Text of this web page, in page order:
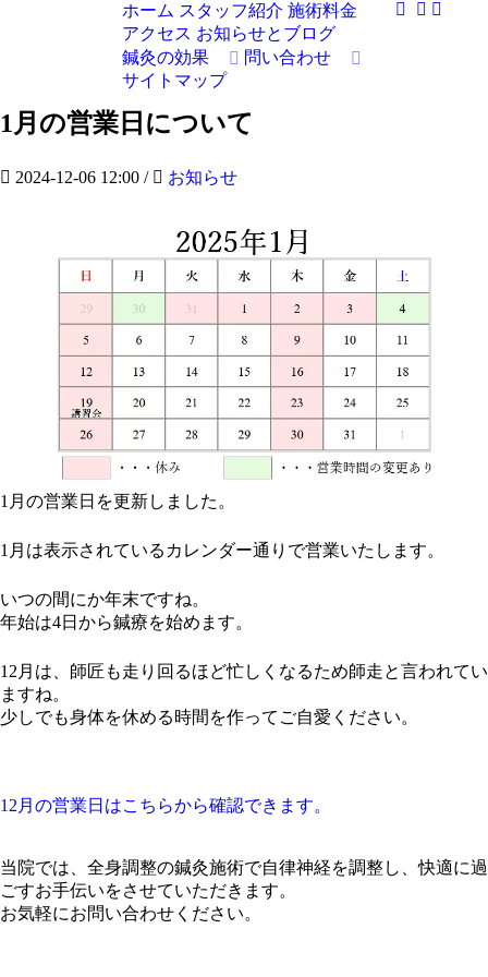
ホーム スタッフ紹介 施術料金
アクセス お知らせとブログ
鍼灸の効果
問い合わせ
サイトマップ
1月の営業日について
2024-12-06 12:00 / お知らせ
1月の営業日を更新しました。
1月は表示されているカレンダー通りで営業いたします。
いつの間にか年末ですね。
年始は4日から鍼療を始めます。
12月は、師匠も走り回るほど忙しくなるため師走と言われてい
ますね。
少しでも身体を休める時間を作ってご自愛ください。
12月の営業日はこちらから確認できます。
当院では、全身調整の鍼灸施術で自律神経を調整し、快適に過
ごすお手伝いをさせていただきます。
お気軽にお問い合わせください。